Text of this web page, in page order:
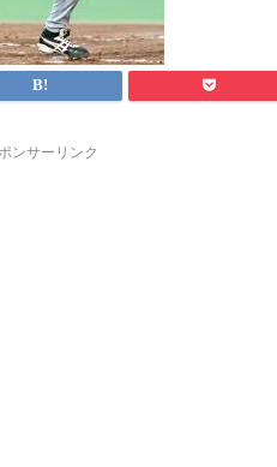
ンサーリンク